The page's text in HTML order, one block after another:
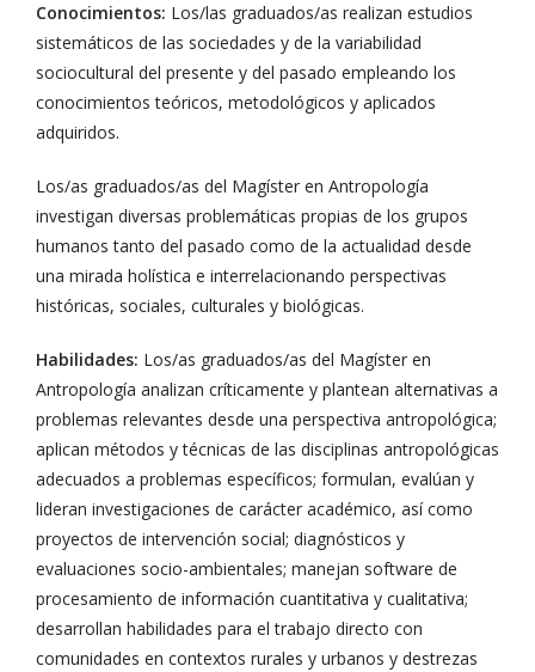
Conocimientos: Los/las graduados/as realizan estudios
sistemáticos de las sociedades y de la variabilidad
sociocultural del presente y del pasado empleando los
conocimientos teóricos, metodológicos y aplicados
adquiridos.
Los/as graduados/as del Magíster en Antropología
investigan diversas problemáticas propias de los grupos
humanos tanto del pasado como de la actualidad desde
una mirada holística e interrelacionando perspectivas
históricas, sociales, culturales y biológicas.
Habilidades: Los/as graduados/as del Magíster en
Antropología analizan críticamente y plantean alternativas a
problemas relevantes desde una perspectiva antropológica;
aplican métodos y técnicas de las disciplinas antropológicas
adecuados a problemas específicos; formulan, evalúan y
lideran investigaciones de carácter académico, así como
proyectos de intervención social; diagnósticos y
evaluaciones socio-ambientales; manejan software de
procesamiento de información cuantitativa y cualitativa;
desarrollan habilidades para el trabajo directo con
comunidades en contextos rurales y urbanos y destrezas